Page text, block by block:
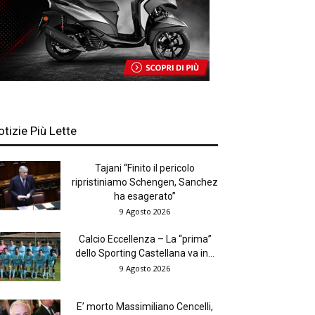
Più Lette
Tajani “Finito il pericolo
ripristiniamo Schengen, Sanchez
ha esagerato”
9 Agosto 2026
Calcio Eccellenza – La “prima”
dello Sporting Castellana va in...
9 Agosto 2026
E’ morto Massimiliano Cencelli,